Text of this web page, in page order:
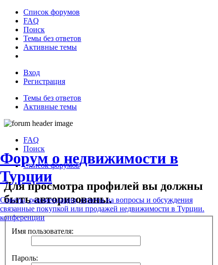
Список форумов
FAQ
Поиск
Темы без ответов
Активные темы
Вход
Регистрация
Темы без ответов
Активные темы
Форум о недвижимости в
Турции
Советы, рекомендации, ответы на вопросы и обсуждения
связанные покупкой или продажей недвижимости в Турции.
конференции
FAQ
Поиск
Список форумов
Для просмотра профилей вы должны
быть авторизованы.
Имя пользователя:
Пароль: